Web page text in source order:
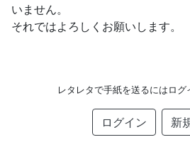
いません。
それではよろしくお願いします。
レタレタで手紙を送るにはログ
ログイン 新